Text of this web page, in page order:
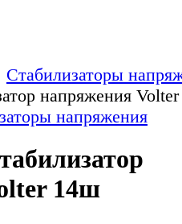
Стабилизаторы
напряжения
напряжения
14ш